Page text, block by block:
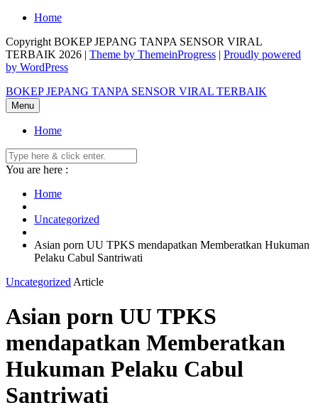
Skip
content
Home
Copyright BOKEP JEPANG TANPA SENSOR VIRAL
TERBAIK 2026 | Theme by ThemeinProgress | Proudly powered
by WordPress
BOKEP JEPANG TANPA SENSOR VIRAL TERBAIK
Menu
Home
You are here :
Home
Uncategorized
Asian porn UU TPKS mendapatkan Memberatkan Hukuman
Pelaku Cabul Santriwati
Uncategorized Article
Asian porn UU TPKS
mendapatkan Memberatkan
Hukuman Pelaku Cabul
Santriwati